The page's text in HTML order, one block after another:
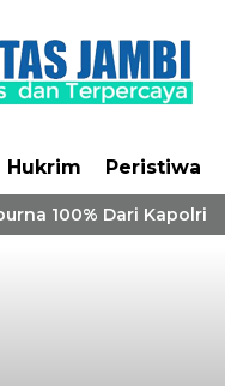
Hukrim Peristiwa
100% Dari Kapolri